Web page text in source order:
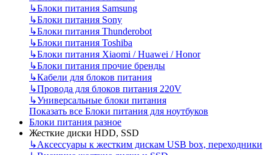
↳Блоки питания Samsung
↳Блоки питания Sony
↳Блоки питания Thunderobot
↳Блоки питания Toshiba
↳Блоки питания Xiaomi / Huawei / Honor
↳Блоки питания прочие бренды
↳Кабели для блоков питания
↳Провода для блоков питания 220V
↳Универсальные блоки питания
Показать все Блоки питания для ноутбуков
Блоки питания разное
Жесткие диски HDD, SSD
↳Аксессуары к жестким дискам USB box, переходники